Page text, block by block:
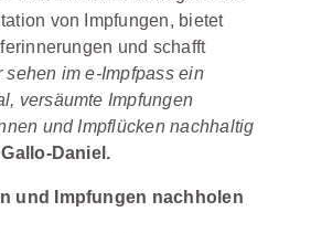
von Impfungen, bietet
und schafft
sehen im e-Impfpass ein
versäumte Impfungen
und Impflücken nachhaltig
Gallo-Daniel.
und Impfungen nachholen